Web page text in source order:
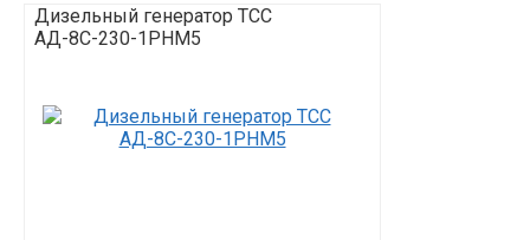
Дизельный генератор ТСС
АД-8С-230-1РНМ5